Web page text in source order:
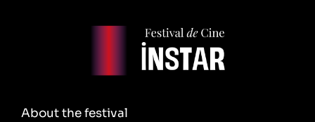
About the festival